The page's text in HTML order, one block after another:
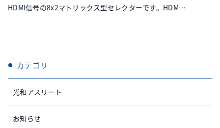
HDMI信号の8x2マトリックス型セレクターです。HDMI
カテゴリ
光和アスリート
お知らせ